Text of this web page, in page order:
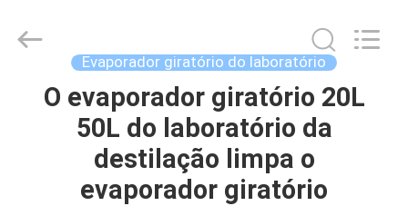
CASA
PRODUTOS
Lanphan
Industry
Evaporador giratório do laboratório
O evaporador giratório 20L
50L do laboratório da
destilação limpa o
evaporador giratório